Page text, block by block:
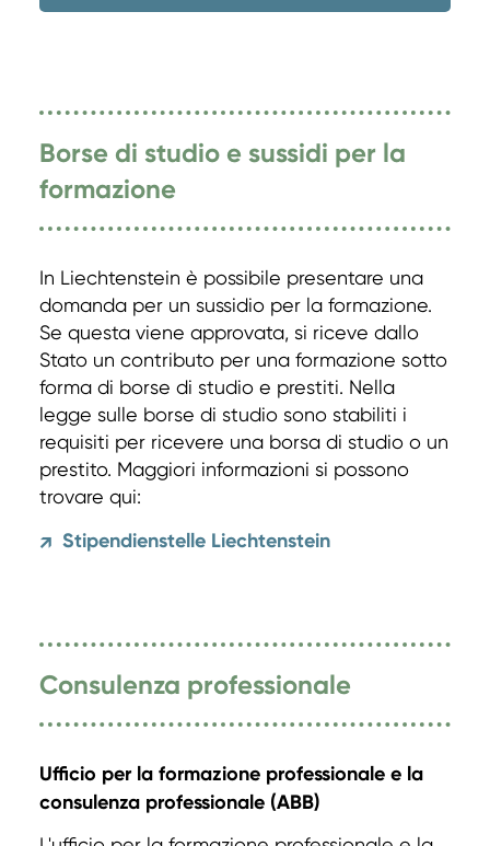
Borse di studio e sussidi per la
formazione
In Liechtenstein è possibile presentare una
domanda per un sussidio per la formazione.
Se questa viene approvata, si riceve dallo
Stato un contributo per una formazione sotto
forma di borse di studio e prestiti. Nella
legge sulle borse di studio sono stabiliti i
requisiti per ricevere una borsa di studio o un
prestito. Maggiori informazioni si possono
trovare qui:
↗ Stipendienstelle Liechtenstein
Consulenza professionale
Ufficio per la formazione professionale e la
consulenza professionale (ABB)